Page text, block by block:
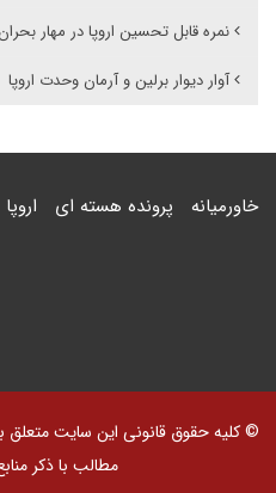
نمره قابل تحسین اروپا در مهار
آوار دیوار برلین و آرمان وحدت اروپا
خاورمیانه پرونده هسته ای اروپا
© کلیه حقوق قانونی این سایت متعلق
مطالب با ذکر